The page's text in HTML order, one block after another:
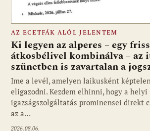
AZ ECETFÁK ALÓL JELENTEM
Ki legyen az alperes – egy
átkosbélivel kombinálva – az
szünetben is zavartalan a
Ime a levél, amelyen laikusként
eligazodni. Kezdem elhinni, hogy a helyi
igazságszolgáltatás prominensei direkt
az a…
2026.08.06.